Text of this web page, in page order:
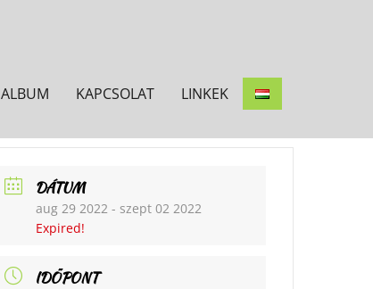
ALBUM KAPCSOLAT LINKEK
DÁTUM
aug 29 2022 - szept 02 2022
Expired!
IDŐPONT